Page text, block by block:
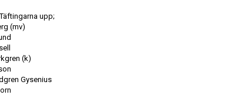
upp;
(mv)
(k)
Gysenius